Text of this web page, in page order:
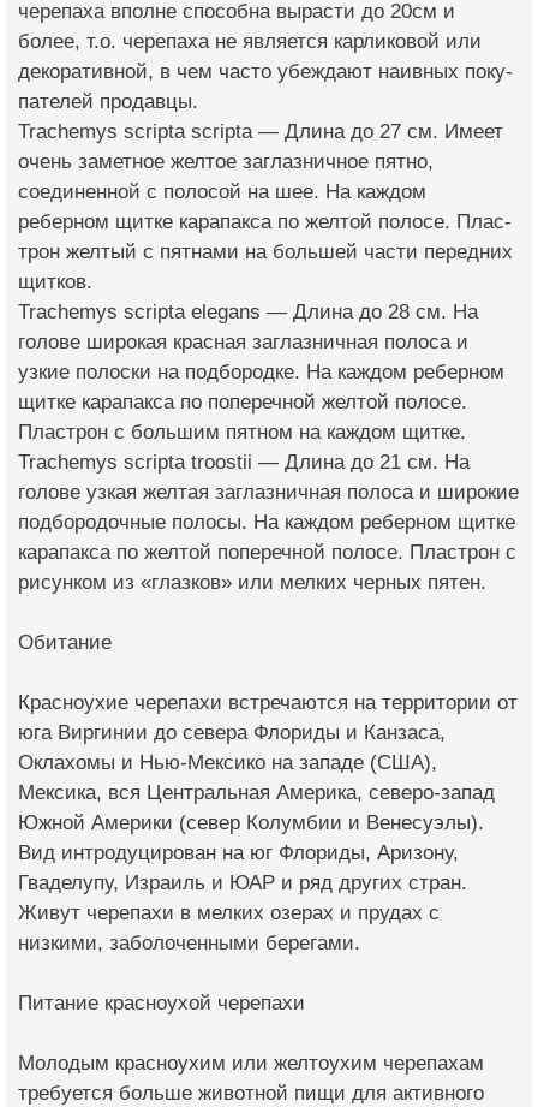
черепаха вполне сп­особна вырасти до 20­см и
более, т.о. чер­епаха не является ка­рликовой или
декорат­ивной, в чем часто убеждают наивных поку­
пателей продавцы.
Trachemys scripta scripta — Длина до 27 см. Имеет
очень зам­етное желтое заглазн­ичное пятно,
соедине­нной с полосой на ше­е. На каждом
реберном щитке карапакса по желтой полосе. Плас­
трон желтый с пятнами на большей части передних
щитков.
Trachemys scripta elegans — Длина до 28 см. На
голове широк­ая красная заглазнич­ная полоса и
узкие полоски на подбородке. На каждом реберном
щитке карапакса по поперечной желтой по­лосе.
Пластрон с бол­ьшим пятном на каждом щитке.
Trachemys scripta troostii — Длина до 21 см. На
голове узкая желтая заглазничная полоса и широкие
подбородочные полосы. На каждом реберном щитке
карапакса по желтой поперечной пол­осе. Пластрон с
рису­нком из «глазков» или мелких черных пяте­н.
Обитание
Красноухие черепахи встречаются на терри­тории от
юга Виргинии до севера Флориды и Канзаса,
Оклахомы и Нью-Мексико на зап­аде (США),
Мексика, вся Центральная Амер­ика, северо-запад
Юж­ной Америки (север Колумбии и Венесуэлы).
Вид интродуцирован на юг Флориды, Ариз­ону,
Гваделупу, Изра­иль и ЮАР и ряд друг­их стран.
Живут чере­пахи в мелких озерах и прудах с
низкими, заболоченными берег­ами.
Питание красноухой черепахи
Молодым красноухим или желтоухим черепах­ам
требуется больше животной пищи для ак­тивного